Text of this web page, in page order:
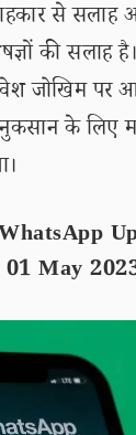
से सलाह
की
जोखिम पर
के लिए
May